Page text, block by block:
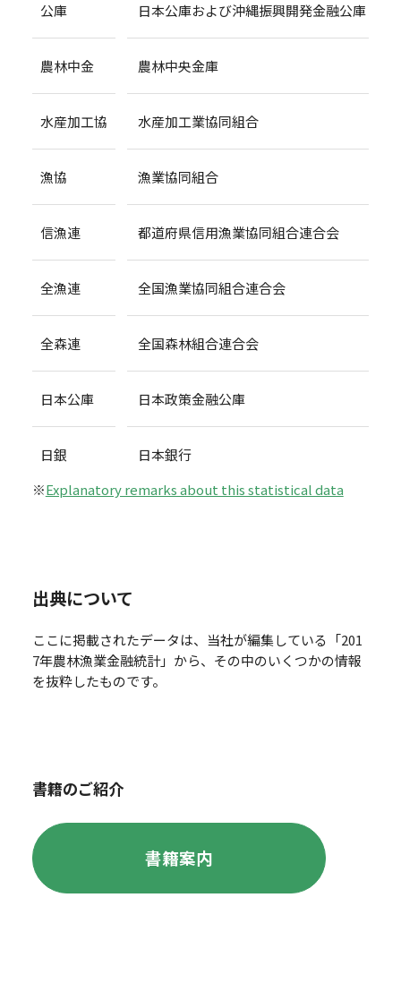
公庫 日本公庫および沖縄振興開発金融公庫
農林中金 農林中央金庫
水産加工協 水産加工業協同組合
漁協 漁業協同組合
信漁連 都道府県信用漁業協同組合連合会
全漁連 全国漁業協同組合連合会
全森連 全国森林組合連合会
日本公庫 日本政策金融公庫
日銀
日本銀行
※Explanatory remarks about this statistical data
出典について
ここに掲載されたデータは、当社が編集している「201
7年農林漁業金融統計」から、その中のいくつかの情報
を抜粋したものです。
書籍のご紹介
書籍案内